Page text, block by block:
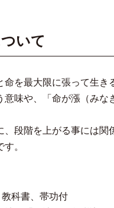
ついて
を最大限に張って生き
意味や、「命が漲（み
段階を上がる事には関
。
科書、帯功付